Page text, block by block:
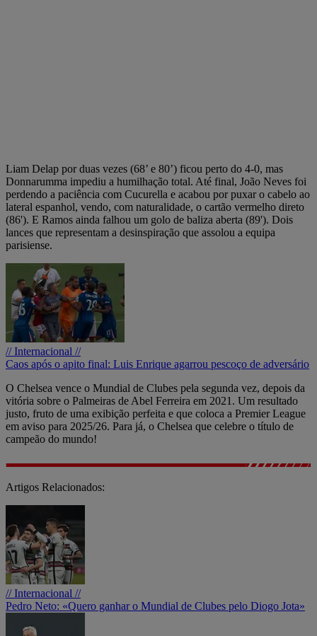
Liam Delap por duas vezes (68’ e 80’) ficou perto do 4-0, mas
Donnarumma impediu a humilhação total. Até final, João Neves foi
perdendo a paciência com Cucurella e acabou por puxar o cabelo ao
lateral espanhol, vendo, com naturalidade, o cartão vermelho direto
(86'). E Ramos ainda falhou um golo de baliza aberta (89'). Dois
lances que representam a desinspiração que assolou a equipa
parisiense.
// Internacional //
Caos após o apito final: Luis Enrique agarrou pescoço de adversário
O Chelsea vence o Mundial de Clubes pela segunda vez, depois da
vitória sobre o Palmeiras de Abel Ferreira em 2021. Um resultado
justo, fruto de uma exibição perfeita e que coloca a Premier League
em aviso para 2025/26. Para já, o Chelsea que celebre o título de
campeão do mundo!
Artigos Relacionados:
// Internacional //
Pedro Neto: «Quero ganhar o Mundial de Clubes pelo Diogo Jota»